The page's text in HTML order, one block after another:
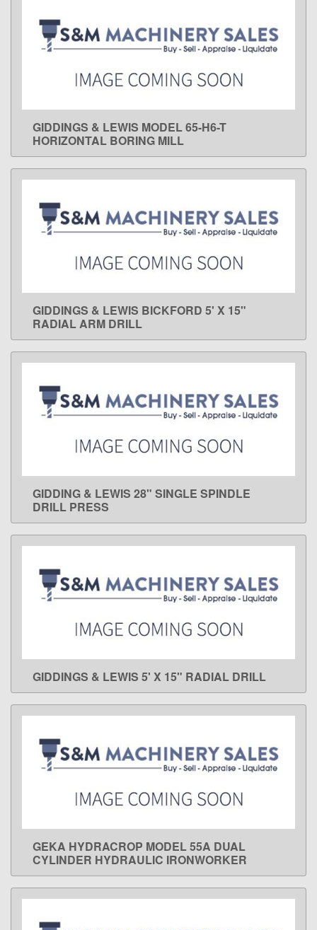
LEARN MORE
GIDDINGS & LEWIS MODEL 65-H6-T
HORIZONTAL BORING MILL
LEARN MORE
GIDDINGS & LEWIS BICKFORD 5' X 15"
RADIAL ARM DRILL
LEARN MORE
GIDDING & LEWIS 28" SINGLE SPINDLE
DRILL PRESS
LEARN MORE
GIDDINGS & LEWIS 5' X 15" RADIAL DRILL
LEARN MORE
GEKA HYDRACROP MODEL 55A DUAL
CYLINDER HYDRAULIC IRONWORKER